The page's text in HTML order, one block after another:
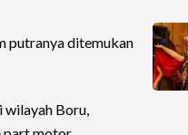
putranya ditemukan
wilayah Boru,